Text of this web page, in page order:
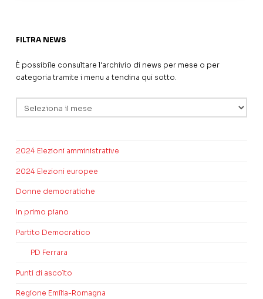
FILTRA NEWS
È possibile consultare l'archivio di news per mese o per
categoria tramite i menu a tendina qui sotto.
2024 Elezioni amministrative
2024 Elezioni europee
Donne democratiche
In primo piano
Partito Democratico
PD Ferrara
Punti di ascolto
Regione Emilia-Romagna